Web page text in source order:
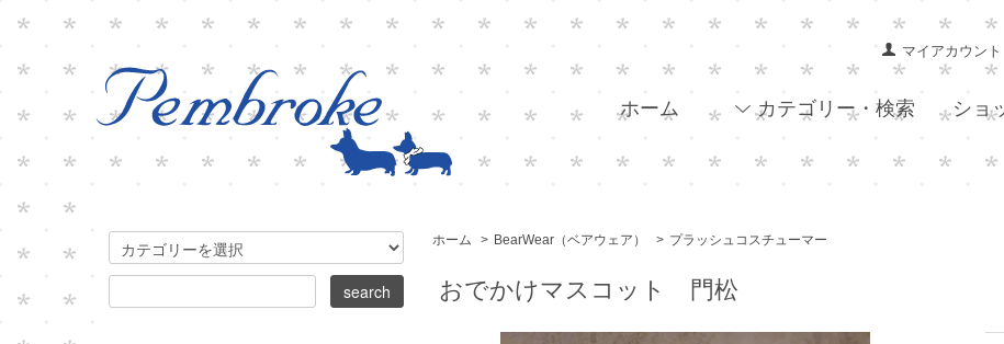
マイアカウント
ホーム カテゴリー・検索 ショ
ホーム > BearWear（ベアウェア） > プラッシュコスチューマー
おでかけマスコット 門松